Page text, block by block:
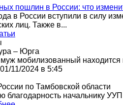
пошлин в России: что
в России вступили в силу
лиц. Также в...
– Юрга
мобилизованный
11/2024 в 5:45
по Тамбовской области
благодарность начальнику